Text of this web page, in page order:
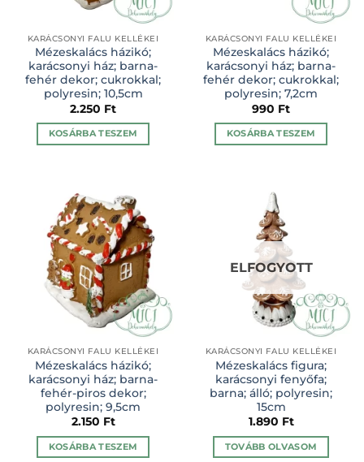
KARÁCSONYI FALU KELLÉKEI
Mézeskalács házikó;
karácsonyi ház; barna-
fehér dekor; cukrokkal;
polyresin; 10,5cm
2.250 Ft
KOSÁRBA TESZEM
KARÁCSONYI FALU KELLÉKEI
Mézeskalács házikó;
karácsonyi ház; barna-
fehér dekor; cukrokkal;
polyresin; 7,2cm
990 Ft
KOSÁRBA TESZEM
KARÁCSONYI FALU KELLÉKEI
Mézeskalács házikó;
karácsonyi ház; barna-
fehér-piros dekor;
polyresin; 9,5cm
2.150 Ft
KOSÁRBA TESZEM
ELFOGYOTT
KARÁCSONYI FALU KELLÉKEI
Mézeskalács figura;
karácsonyi fenyőfa;
barna; álló; polyresin;
15cm
1.890 Ft
TOVÁBB OLVASOM